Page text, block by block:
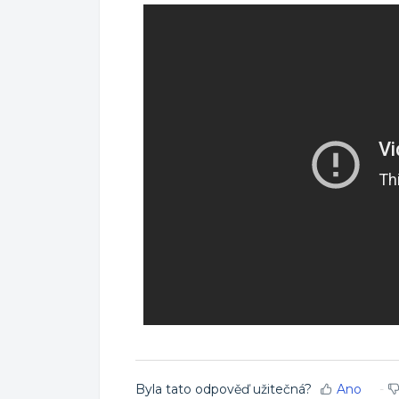
Byla tato odpověď užitečná? Ano